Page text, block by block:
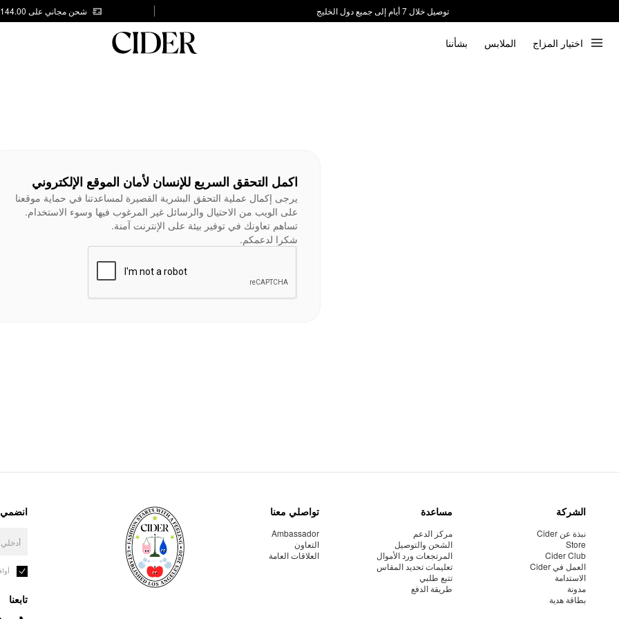
توصيل خلال 7 أيام إلى جميع دول الخليج
شحن مجاني على AED 144.00
اختيار المزاج الملابس بشأننا
اكمل التحقق السريع للإنسان لأمان الموقع الإلكتروني
يرجى إكمال عملية التحقق البشرية القصيرة لمساعدتنا في حماية موقعنا
على الويب من الاحتيال والرسائل غير المرغوب فيها وسوء الاستخدام.
تساهم تعاونك في توفير بيئة على الإنترنت آمنة.
شكرا لدعمكم.
الشركة
نبذة عن Cider
Store
Cider Club
العمل في Cider
الاستدامة
مدونة
بطاقة هدية
مساعدة
مركز الدعم
الشحن والتوصيل
المرتجعات ورد الأموال
تعليمات تحديد المقاس
تتبع طلبي
طريقة الدفع
تواصلي معنا
Ambassador
التعاون
العلاقات العامة
انضمي
تابعنا